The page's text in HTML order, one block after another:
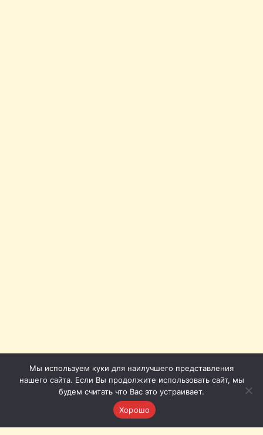
Мы используем куки для наилучшего представления
нашего сайта. Если Вы продолжите использовать сайт, мы
будем считать что Вас это устраивает.
Хорошо